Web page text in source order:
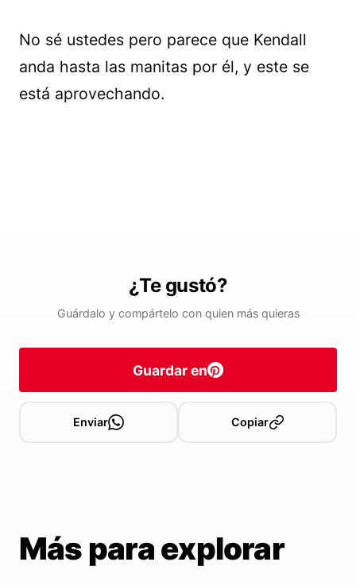
No sé ustedes pero parece que Kendall
anda hasta las manitas por él, y este se
está aprovechando.
¿Te gustó?
Guárdalo y compártelo con quien más quieras
Guardar en
Enviar Copiar
Más para explorar